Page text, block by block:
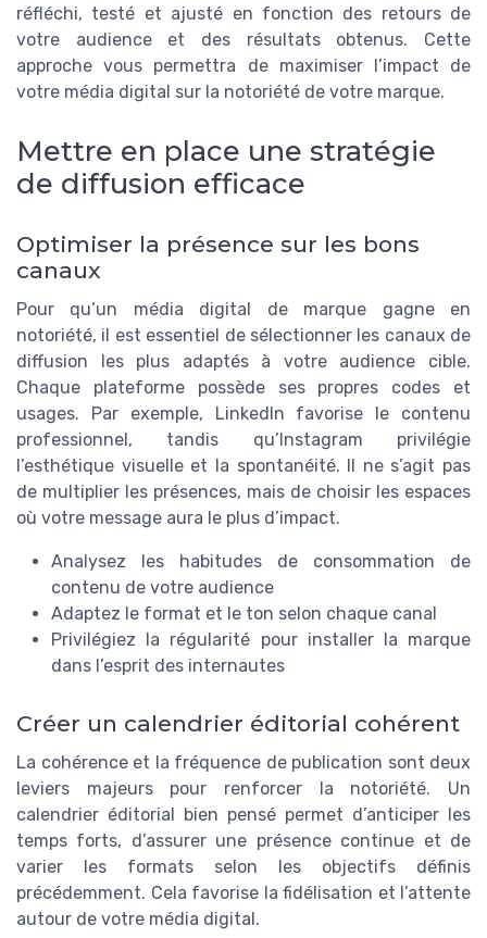
réfléchi, testé et ajusté en fonction des retours de
votre audience et des résultats obtenus. Cette
approche vous permettra de maximiser l’impact de
votre média digital sur la notoriété de votre marque.
Mettre en place une stratégie
de diffusion efficace
Optimiser la présence sur les bons
canaux
Pour qu’un média digital de marque gagne en
notoriété, il est essentiel de sélectionner les canaux de
diffusion les plus adaptés à votre audience cible.
Chaque plateforme possède ses propres codes et
usages. Par exemple, LinkedIn favorise le contenu
professionnel, tandis qu’Instagram privilégie
l’esthétique visuelle et la spontanéité. Il ne s’agit pas
de multiplier les présences, mais de choisir les espaces
où votre message aura le plus d’impact.
Analysez les habitudes de consommation de
contenu de votre audience
Adaptez le format et le ton selon chaque canal
Privilégiez la régularité pour installer la marque
dans l’esprit des internautes
Créer un calendrier éditorial cohérent
La cohérence et la fréquence de publication sont deux
leviers majeurs pour renforcer la notoriété. Un
calendrier éditorial bien pensé permet d’anticiper les
temps forts, d’assurer une présence continue et de
varier les formats selon les objectifs définis
précédemment. Cela favorise la fidélisation et l’attente
autour de votre média digital.